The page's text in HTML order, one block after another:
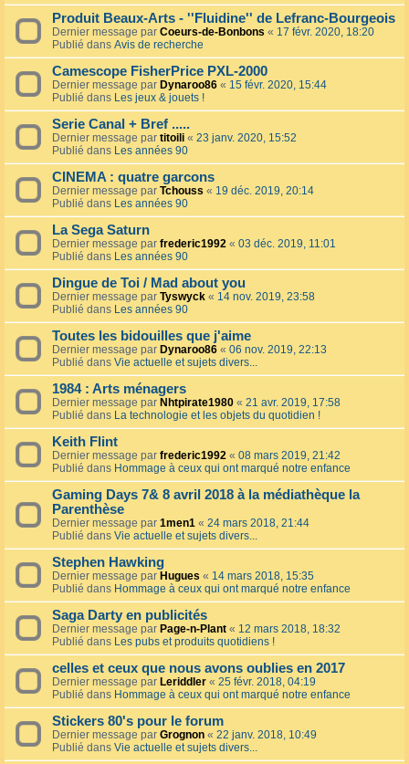
Produit Beaux-Arts - ''Fluidine'' de Lefranc-Bourgeois
Dernier message par Coeurs-de-Bonbons « 17 févr. 2020, 18:20
Publié dans Avis de recherche
Camescope FisherPrice PXL-2000
Dernier message par Dynaroo86 « 15 févr. 2020, 15:44
Publié dans Les jeux & jouets !
Serie Canal + Bref .....
Dernier message par titoili « 23 janv. 2020, 15:52
Publié dans Les années 90
CINEMA : quatre garcons
Dernier message par Tchouss « 19 déc. 2019, 20:14
Publié dans Les années 90
La Sega Saturn
Dernier message par frederic1992 « 03 déc. 2019, 11:01
Publié dans Les années 90
Dingue de Toi / Mad about you
Dernier message par Tyswyck « 14 nov. 2019, 23:58
Publié dans Les années 90
Toutes les bidouilles que j'aime
Dernier message par Dynaroo86 « 06 nov. 2019, 22:13
Publié dans Vie actuelle et sujets divers...
1984 : Arts ménagers
Dernier message par Nhtpirate1980 « 21 avr. 2019, 17:58
Publié dans La technologie et les objets du quotidien !
Keith Flint
Dernier message par frederic1992 « 08 mars 2019, 21:42
Publié dans Hommage à ceux qui ont marqué notre enfance
Gaming Days 7& 8 avril 2018 à la médiathèque la
Parenthèse
Dernier message par 1men1 « 24 mars 2018, 21:44
Publié dans Vie actuelle et sujets divers...
Stephen Hawking
Dernier message par Hugues « 14 mars 2018, 15:35
Publié dans Hommage à ceux qui ont marqué notre enfance
Saga Darty en publicités
Dernier message par Page-n-Plant « 12 mars 2018, 18:32
Publié dans Les pubs et produits quotidiens !
celles et ceux que nous avons oublies en 2017
Dernier message par Leriddler « 25 févr. 2018, 04:19
Publié dans Hommage à ceux qui ont marqué notre enfance
Stickers 80's pour le forum
Dernier message par Grognon « 22 janv. 2018, 10:49
Publié dans Vie actuelle et sujets divers...